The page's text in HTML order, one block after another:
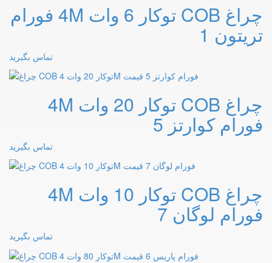
چراغ COB توکار 6 وات 4M فورام
تریتون 1
تماس بگیرید
چراغ COB توکار 20 وات 4M
فورام کوارتز 5
تماس بگیرید
چراغ COB توکار 10 وات 4M
فورام لوگان 7
تماس بگیرید